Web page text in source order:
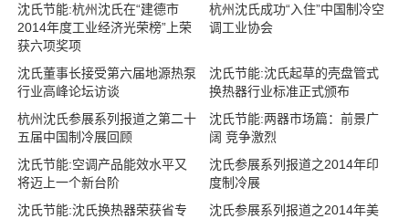
沈氏节能:杭州沈氏在“建德市
2014年度工业经济光荣榜”上荣
获六项奖项
杭州沈氏成功“入住”中国制冷空
调工业协会
沈氏董事长接受第六届地源热泵
行业高峰论坛访谈
沈氏节能:沈氏起草的壳盘管式
换热器行业标准正式颁布
杭州沈氏参展系列报道之第二十
五届中国制冷展回顾
沈氏节能:两器市场篇：前景广
阔 竞争激烈
沈氏节能:空调产品能效水平又
将迈上一个新台阶
沈氏参展系列报道之2014年印
度制冷展
沈氏节能:沈氏换热器荣获省专
沈氏参展系列报道之2014年美